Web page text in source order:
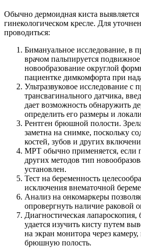
Обычно дермоидная киста выявляется
гинекологическом кресле. Для
проводиться:
Бимануальное исследование, в
врачом пальпируется
новообразование округлой
пациентке димкомфорта при
Ультразвуковое исследование с
трансвагинального датчика,
дает возможность обнаружить
определить его размеры и
Рентген брюшной полости.
заметна на снимке, поскольку
костей, зубов и других
МРТ обычно применяется, если
других методов тип
установлен.
Тест на беременность
исключения внематочной
Анализ на онкомаркеры
опровергнуть наличие раковой
Диагностическая лапароскопия,
удается изучить кисту путем
на экран монитора через
брюшную полость.